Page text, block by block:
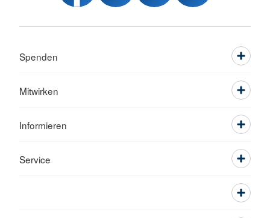
Spenden
Mitwirken
Informieren
Service